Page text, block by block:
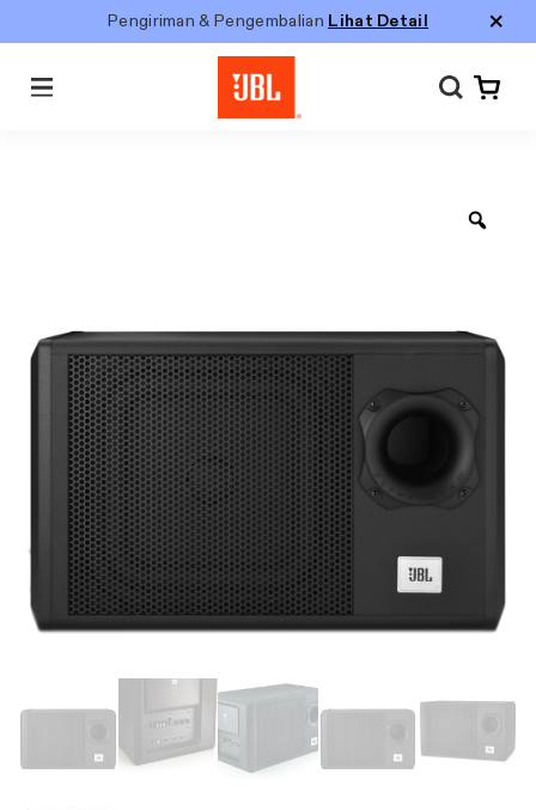
Pengiriman & Pengembalian Lihat Detail
Menu